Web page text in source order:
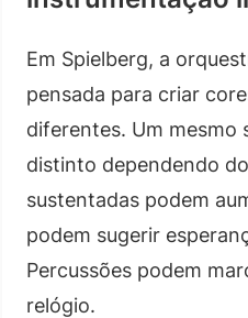
Em Spielberg, a
pensada para criar
diferentes. Um mesmo
distinto dependendo
sustentadas podem
podem sugerir
Percussões podem
relógio.